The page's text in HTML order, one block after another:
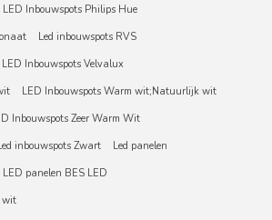
LED Inbouwspots Philips Hue
Led inbouwspots RVS
LED Inbouwspots Velvalux
LED Inbouwspots Warm wit;Natuurlijk wit
Inbouwspots Zeer Warm Wit
inbouwspots Zwart
Led panelen
LED panelen BES LED
wit